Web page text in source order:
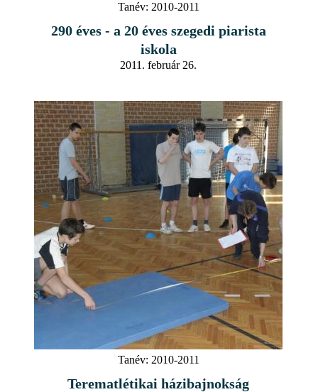
Tanév: 2010-2011
290 éves - a 20 éves szegedi piarista
iskola
2011. február 26.
Tanév: 2010-2011
Terematlétikai házibajnokság